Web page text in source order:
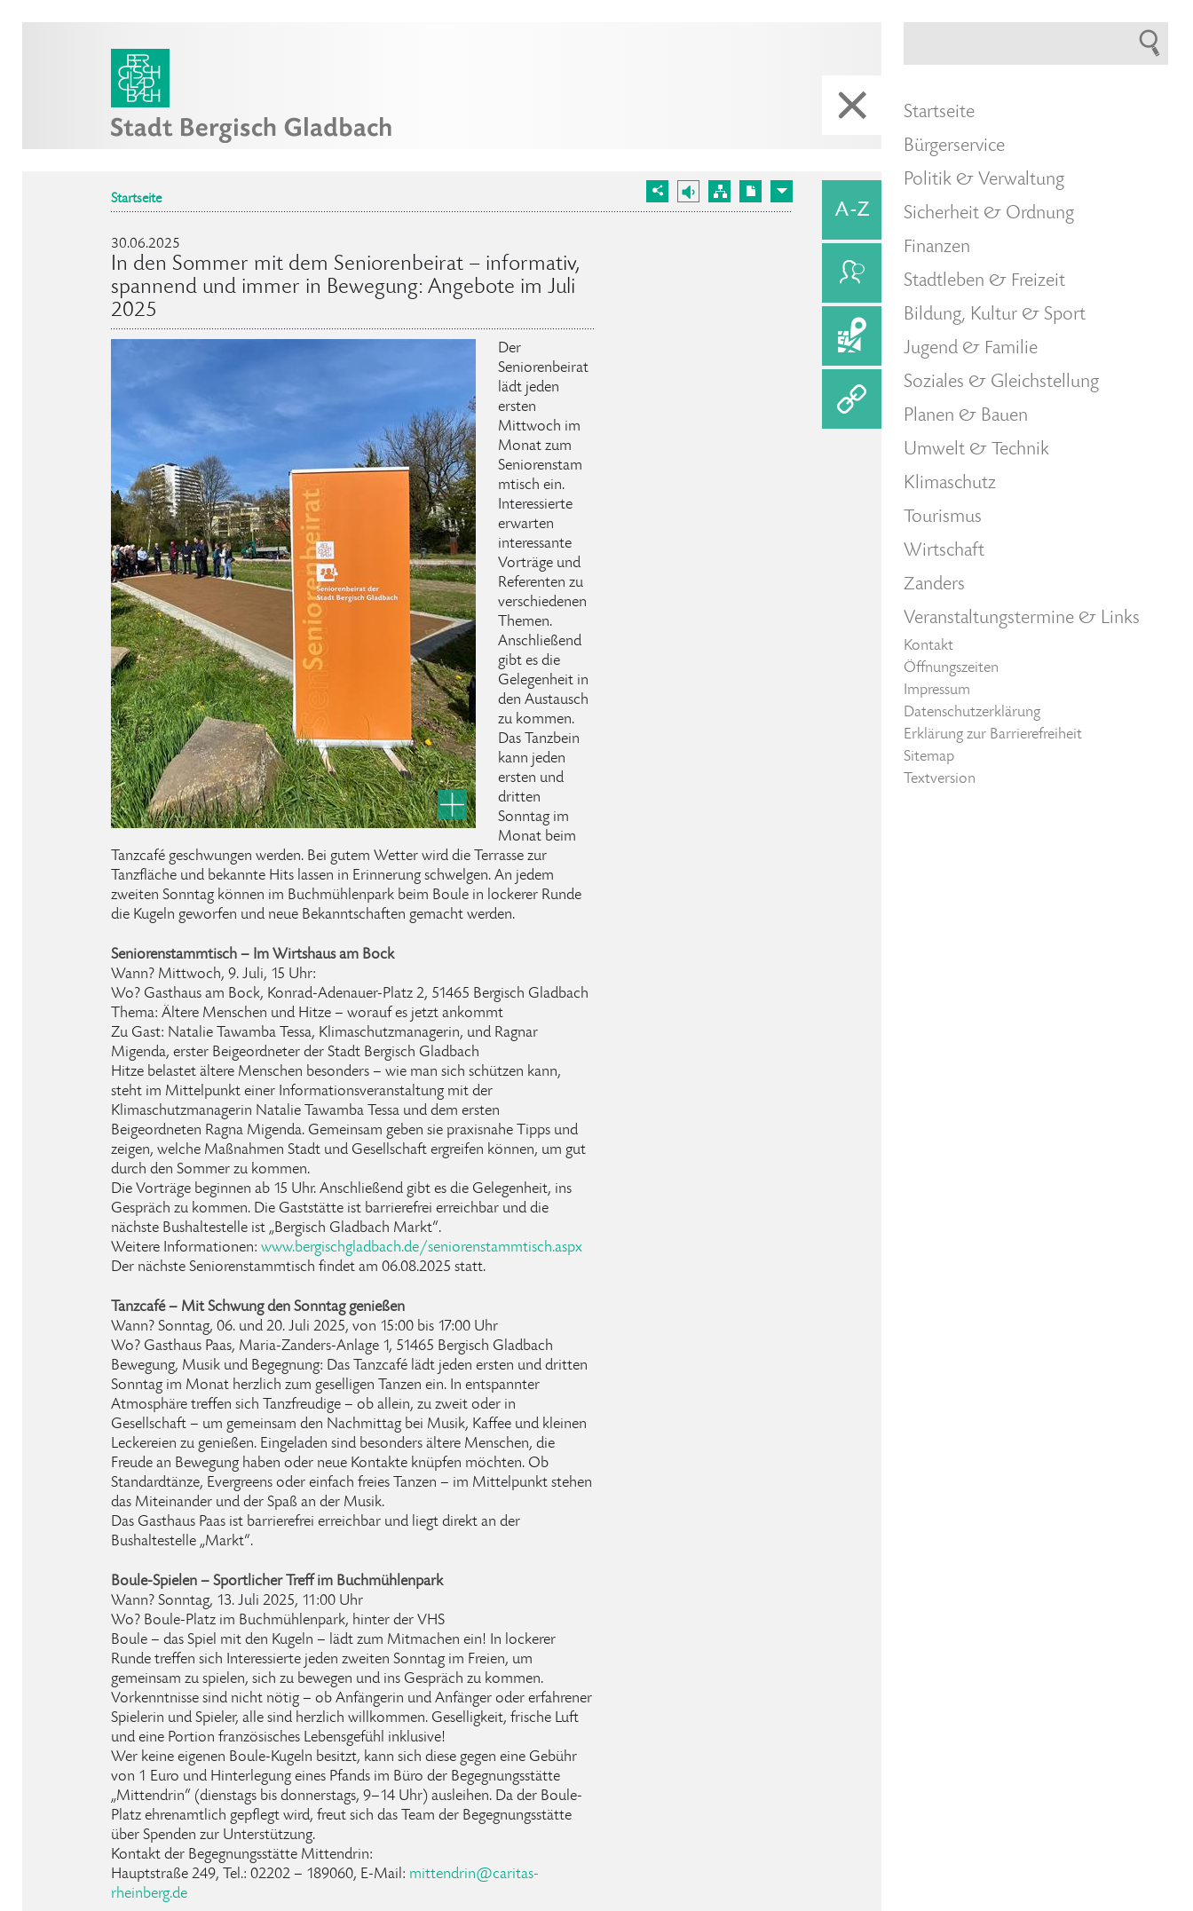
Startseite
30.06.2025
In den Sommer mit dem Seniorenbeirat – informativ,
spannend und immer in Bewegung: Angebote im Juli
2025
Der
Seniorenbeirat
lädt jeden
ersten
Mittwoch im
Monat zum
Seniorenstam
mtisch ein.
Interessierte
erwarten
interessante
Vorträge und
Referenten zu
verschiedenen
Themen.
Anschließend
gibt es die
Gelegenheit in
den Austausch
zu kommen.
Das Tanzbein
kann jeden
ersten und
dritten
Sonntag im
Monat beim
Tanzcafé geschwungen werden. Bei gutem Wetter wird die Terrasse zur
Tanzfläche und bekannte Hits lassen in Erinnerung schwelgen. An jedem
zweiten Sonntag können im Buchmühlenpark beim Boule in lockerer Runde
die Kugeln geworfen und neue Bekanntschaften gemacht werden.
Seniorenstammtisch – Im Wirtshaus am Bock
Wann? Mittwoch, 9. Juli, 15 Uhr:
Wo? Gasthaus am Bock, Konrad-Adenauer-Platz 2, 51465 Bergisch Gladbach
Thema: Ältere Menschen und Hitze – worauf es jetzt ankommt
Zu Gast: Natalie Tawamba Tessa, Klimaschutzmanagerin, und Ragnar
Migenda, erster Beigeordneter der Stadt Bergisch Gladbach
Hitze belastet ältere Menschen besonders – wie man sich schützen kann,
steht im Mittelpunkt einer Informationsveranstaltung mit der
Klimaschutzmanagerin Natalie Tawamba Tessa und dem ersten
Beigeordneten Ragna Migenda. Gemeinsam geben sie praxisnahe Tipps und
zeigen, welche Maßnahmen Stadt und Gesellschaft ergreifen können, um gut
durch den Sommer zu kommen.
Die Vorträge beginnen ab 15 Uhr. Anschließend gibt es die Gelegenheit, ins
Gespräch zu kommen. Die Gaststätte ist barrierefrei erreichbar und die
nächste Bushaltestelle ist „Bergisch Gladbach Markt“.
Weitere Informationen: www.bergischgladbach.de/seniorenstammtisch.aspx
Der nächste Seniorenstammtisch findet am 06.08.2025 statt.
Tanzcafé – Mit Schwung den Sonntag genießen
Wann? Sonntag, 06. und 20. Juli 2025, von 15:00 bis 17:00 Uhr
Wo? Gasthaus Paas, Maria-Zanders-Anlage 1, 51465 Bergisch Gladbach
Bewegung, Musik und Begegnung: Das Tanzcafé lädt jeden ersten und dritten
Sonntag im Monat herzlich zum geselligen Tanzen ein. In entspannter
Atmosphäre treffen sich Tanzfreudige – ob allein, zu zweit oder in
Gesellschaft – um gemeinsam den Nachmittag bei Musik, Kaffee und kleinen
Leckereien zu genießen. Eingeladen sind besonders ältere Menschen, die
Freude an Bewegung haben oder neue Kontakte knüpfen möchten. Ob
Standardtänze, Evergreens oder einfach freies Tanzen – im Mittelpunkt stehen
das Miteinander und der Spaß an der Musik.
Das Gasthaus Paas ist barrierefrei erreichbar und liegt direkt an der
Bushaltestelle „Markt“.
Boule-Spielen – Sportlicher Treff im Buchmühlenpark
Wann? Sonntag, 13. Juli 2025, 11:00 Uhr
Wo? Boule-Platz im Buchmühlenpark, hinter der VHS
Boule – das Spiel mit den Kugeln – lädt zum Mitmachen ein! In lockerer
Runde treffen sich Interessierte jeden zweiten Sonntag im Freien, um
gemeinsam zu spielen, sich zu bewegen und ins Gespräch zu kommen.
Vorkenntnisse sind nicht nötig – ob Anfängerin und Anfänger oder erfahrener
Spielerin und Spieler, alle sind herzlich willkommen. Geselligkeit, frische Luft
und eine Portion französisches Lebensgefühl inklusive!
Wer keine eigenen Boule-Kugeln besitzt, kann sich diese gegen eine Gebühr
von 1 Euro und Hinterlegung eines Pfands im Büro der Begegnungsstätte
„Mittendrin“ (dienstags bis donnerstags, 9–14 Uhr) ausleihen. Da der Boule-
Platz ehrenamtlich gepflegt wird, freut sich das Team der Begegnungsstätte
über Spenden zur Unterstützung.
Kontakt der Begegnungsstätte Mittendrin:
Hauptstraße 249, Tel.: 02202 – 189060, E-Mail: mittendrin@caritas-
rheinberg.de
Startseite
Bürgerservice
Politik & Verwaltung
Sicherheit & Ordnung
Finanzen
Stadtleben & Freizeit
Bildung, Kultur & Sport
Jugend & Familie
Soziales & Gleichstellung
Planen & Bauen
Umwelt & Technik
Klimaschutz
Tourismus
Wirtschaft
Zanders
Veranstaltungstermine & Links
Kontakt
Öffnungszeiten
Impressum
Datenschutzerklärung
Erklärung zur Barrierefreiheit
Sitemap
Textversion